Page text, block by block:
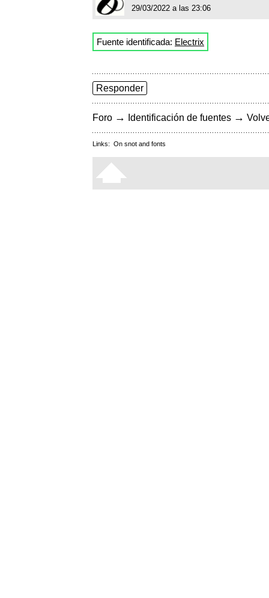
29/03/2022 a las 23:06
Fuente identificada: Electrix
Responder
Foro → Identificación de fuentes →
Links: On snot and fonts